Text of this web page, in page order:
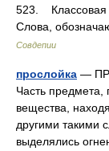
523. Классовая
Слова,
Совдепии
прослойка —
Часть
вещества,
другими такими
выделялись